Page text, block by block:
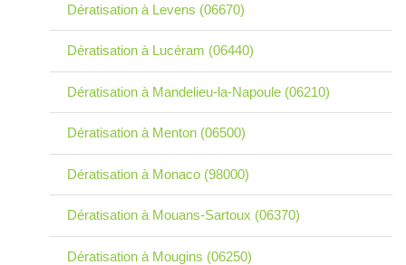
Dératisation à Levens (06670)
Dératisation à Lucéram (06440)
Dératisation à Mandelieu-la-Napoule (06210)
Dératisation à Menton (06500)
Dératisation à Monaco (98000)
Dératisation à Mouans-Sartoux (06370)
Dératisation à Mougins (06250)